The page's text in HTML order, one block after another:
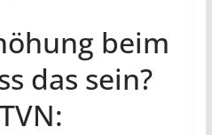
beim
das sein?